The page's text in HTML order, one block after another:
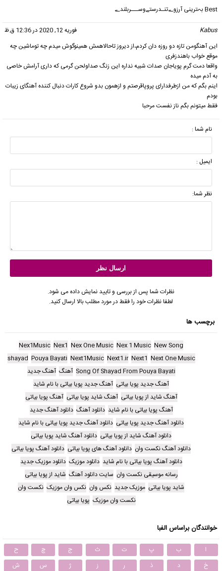
Best بہترینی آرزوےتنـدرستےوســـربلندے
Kabus
فوریه 12, 2020 در 12:36 ق.ظ
این آهنگومن تازه دو روزه دان کردم،از دیروز تاحالاهمش همینوگوش میدم چه توماشین چه
موقع خواب باهندزفری
واقعا دمت گرم پویاجان صدات شبیه نداره این زنگ صداولحن گرمی که داری آرامش خاصی
به آدم میده
اینم بگم که من ازطرفدارای پروپاقرصتم و ازهمون بدو شروع کارات دنبال کننده آهنگای زیبات
بودم
فقط میتونم بگم ناز نفست مرحبا
نام شما :
ایمیل :
نظر شما:
نظرات شما پس از بررسی و تایید نمایش داده می شود.
لطفا نظرات خود را فقط در مورد مطلب بالا ارسال کنید.
برچسب ها
New Song
Nex 1 Music
Nex One Music
Nex1
Nex1Music
Next One Music
Next1
Next1.ir
Next1Music
Pouya Bayati
shayad
Song Of Shayad From Pouya Bayati آهنگ آهنگ جدید
آهنگ جدید پویا بیاتی آهنگ جدید پویا بیاتی با نام شاید
آهنگ شاید از پویا بیاتی آهنگ شاید پویا بیاتی آهنگ پویا بیاتی
آهنگ پویا بیاتی با نام شاید دانلود آهنگ دانلود آهنگ جدید
دانلود آهنگ جدید پویا بیاتی دانلود آهنگ جدید پویا بیاتی با نام شاید
دانلود آهنگ شاید از پویا بیاتی دانلود آهنگ شاید پویا بیاتی
دانلود آهنگ نکست وان دانلود آهنگ های پویا بیاتی دانلود آهنگ پویا بیاتی
دانلود آهنگ پویا بیاتی با نام شاید دانلود موزیک دانلود موزیک جدید
رسانه موسیقی نکست وان سایت دانلود آهنگ شاید از پویا بیاتی
شاید پویا بیاتی موزیک جدید نکس وان نکس وان موزیک نکست وان
نکست وان موزیک پویا بیاتی
خوانندگان براساس الفبا
ا ب پ ت ث ج چ
ح
خ
د ذ ر ز ژ س
ش